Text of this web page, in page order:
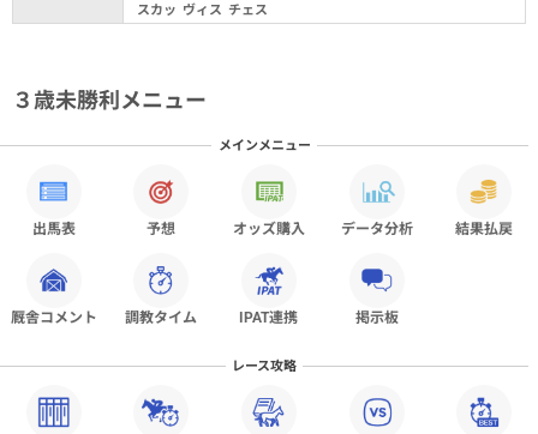
スカッ ヴィス チェス
３歳未勝利メニュー
メインメニュー
出馬表 予想 オッズ購入 データ分析 結果払戻
厩舎コメント 調教タイム IPAT連携 掲示板
レース攻略